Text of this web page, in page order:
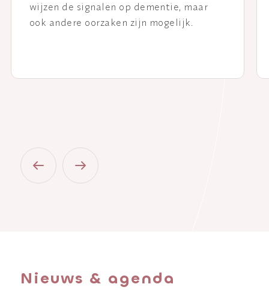
wijzen de signalen op dementie, maar
ook andere oorzaken zijn mogelijk.
Nieuws & agenda